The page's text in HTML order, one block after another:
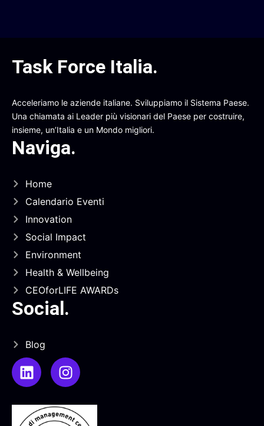
Task Force Italia.
Acceleriamo le aziende italiane. Sviluppiamo il Sistema Paese.
Una chiamata ai Leader più visionari del Paese per costruire,
insieme, un’Italia e un Mondo migliori.
Naviga.
Home
Calendario Eventi
Innovation
Social Impact
Environment
Health & Wellbeing
CEOforLIFE AWARDs
Social.
Blog